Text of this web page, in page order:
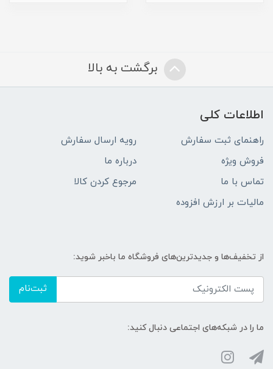
برگشت به بالا
اطلاعات کلی
راهنمای ثبت سفارش
رویه ارسال سفارش
فروش ویژه
درباره ما
تماس با ما
مرجوع کردن کالا
مالیات بر ارزش افزوده
از تخفیف‌ها و جدیدترین‌های فروشگاه ما باخبر شوید:
ثبت‌نام
ما را در شبکه‌های اجتماعی دنبال کنید: